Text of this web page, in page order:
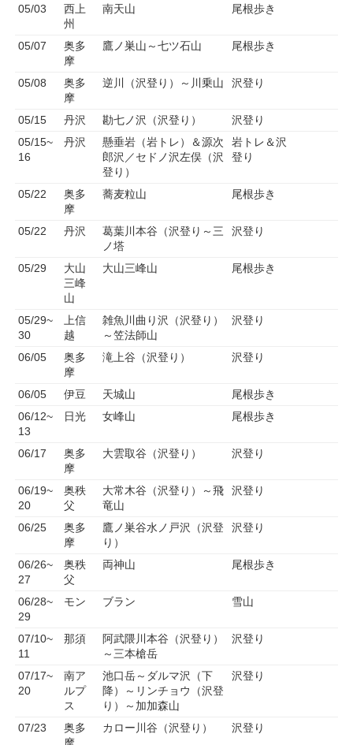
05/03
西上
州
南天山 尾根歩き
05/07
奥多
摩
鷹ノ巣山～七ツ石山 尾根歩き
05/08
奥多
摩
逆川（沢登り）～川乗山 沢登り
05/15 丹沢 勘七ノ沢（沢登り）
沢登り
05/15~
16
丹沢
懸垂岩（岩トレ）＆源次
郎沢／セドノ沢左俣（沢
登り）
岩トレ＆沢
登り
05/22
奥多
摩
蕎麦粒山 尾根歩き
05/22 丹沢
葛葉川本谷（沢登り～三
ノ塔
沢登り
05/29
大山
三峰
山
大山三峰山 尾根歩き
05/29~
30
上信
越
雑魚川曲り沢（沢登り）
～笠法師山
沢登り
06/05
奥多
摩
滝上谷（沢登り） 沢登り
06/05 伊豆 天城山
尾根歩き
06/12~
13
日光 女峰山 尾根歩き
06/17
奥多
摩
大雲取谷（沢登り） 沢登り
06/19~
20
奥秩
父
大常木谷（沢登り）～飛
竜山
沢登り
06/25
奥多
摩
鷹ノ巣谷水ノ戸沢（沢登
り）
沢登り
06/26~
27
奥秩
父
両神山 尾根歩き
06/28~
29
モン ブラン 雪山
07/10~
11
那須
阿武隈川本谷（沢登り）
～三本槍岳
沢登り
07/17~
20
南ア
ルプ
ス
池口岳～ダルマ沢（下
降）～リンチョウ（沢登
り）～加加森山
沢登り
07/23
奥多
カロー川谷（沢登り） 沢登り